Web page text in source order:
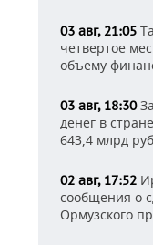
03 авг, 21:05
четвертое
объему
03 авг, 18:30
денег в
643,4 млрд
02 авг, 17:52
сообщения о
Ормузского